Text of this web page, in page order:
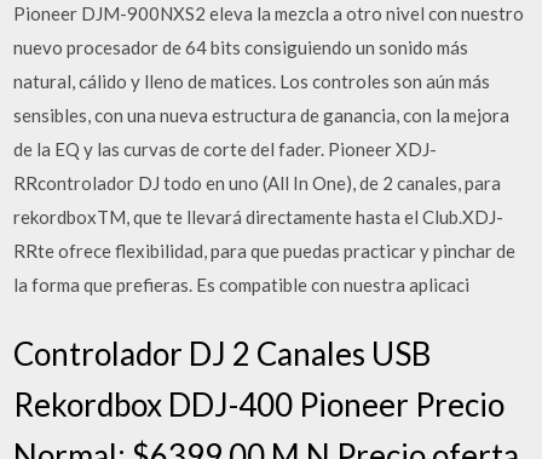
Pioneer DJM-900NXS2 eleva la mezcla a otro nivel con nuestro
nuevo procesador de 64 bits consiguiendo un sonido más
natural, cálido y lleno de matices. Los controles son aún más
sensibles, con una nueva estructura de ganancia, con la mejora
de la EQ y las curvas de corte del fader. Pioneer XDJ-
RRcontrolador DJ todo en uno (All In One), de 2 canales, para
rekordboxTM, que te llevará directamente hasta el Club.XDJ-
RRte ofrece flexibilidad, para que puedas practicar y pinchar de
la forma que prefieras. Es compatible con nuestra aplicaci
Controlador DJ 2 Canales USB
Rekordbox DDJ-400 Pioneer Precio